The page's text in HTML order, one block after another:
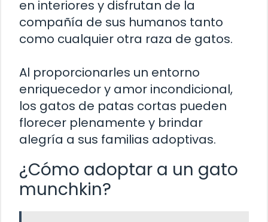
en interiores y disfrutan de la
compañía de sus humanos tanto
como cualquier otra raza de gatos.
Al proporcionarles un entorno
enriquecedor y amor incondicional,
los gatos de patas cortas pueden
florecer plenamente y brindar
alegría a sus familias adoptivas.
¿Cómo adoptar a un gato
munchkin?